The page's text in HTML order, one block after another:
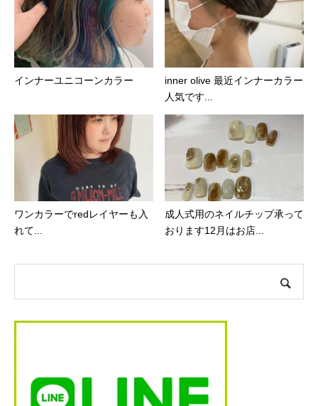
インナーユニコーンカラー
inner olive 最近インナーカラー
人気です...
ワンカラーでred️レイヤーも入
れて...
成人式用のネイルチップ承って
おります︎12月はお店...